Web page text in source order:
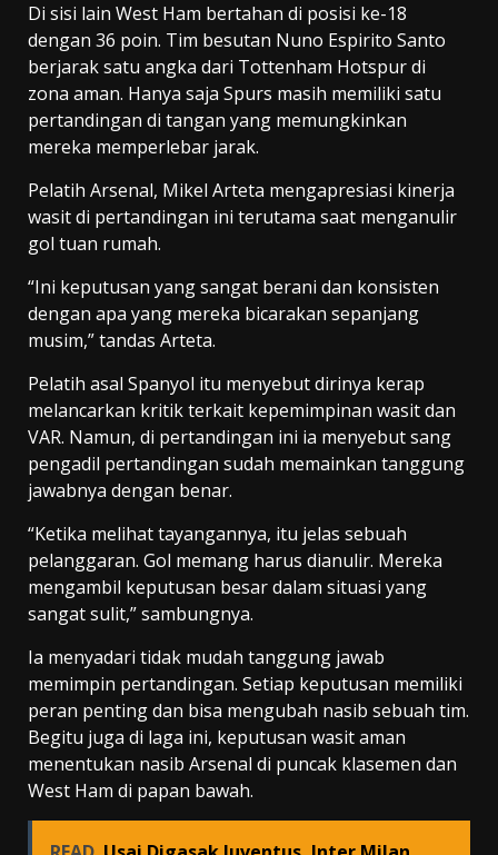
Di sisi lain West Ham bertahan di posisi ke-18
dengan 36 poin. Tim besutan Nuno Espirito Santo
berjarak satu angka dari Tottenham Hotspur di
zona aman. Hanya saja Spurs masih memiliki satu
pertandingan di tangan yang memungkinkan
mereka memperlebar jarak.
Pelatih Arsenal, Mikel Arteta mengapresiasi kinerja
wasit di pertandingan ini terutama saat menganulir
gol tuan rumah.
“Ini keputusan yang sangat berani dan konsisten
dengan apa yang mereka bicarakan sepanjang
musim,” tandas Arteta.
Pelatih asal Spanyol itu menyebut dirinya kerap
melancarkan kritik terkait kepemimpinan wasit dan
VAR. Namun, di pertandingan ini ia menyebut sang
pengadil pertandingan sudah memainkan tanggung
jawabnya dengan benar.
“Ketika melihat tayangannya, itu jelas sebuah
pelanggaran. Gol memang harus dianulir. Mereka
mengambil keputusan besar dalam situasi yang
sangat sulit,” sambungnya.
Ia menyadari tidak mudah tanggung jawab
memimpin pertandingan. Setiap keputusan memiliki
peran penting dan bisa mengubah nasib sebuah tim.
Begitu juga di laga ini, keputusan wasit aman
menentukan nasib Arsenal di puncak klasemen dan
West Ham di papan bawah.